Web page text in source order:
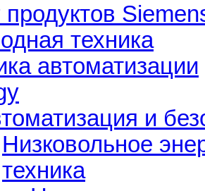
продуктов
техника
автоматизации
и
Низковольное
техника